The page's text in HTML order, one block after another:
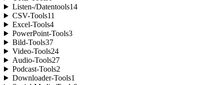
Listen-/Datentools14
CSV-Tools11
Excel-Tools4
PowerPoint-Tools3
Bild-Tools37
Video-Tools24
Audio-Tools27
Podcast-Tools2
Downloader-Tools1